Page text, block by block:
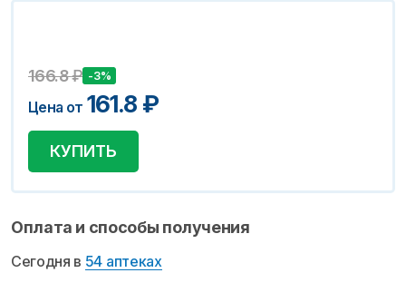
166.8₽ -3%
Цена от 161.8 ₽
КУПИТЬ
Оплата и способы получения
Сегодня в 54 аптеках